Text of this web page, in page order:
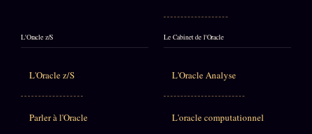
L'Oracle z/S
L'Oracle z/S
Parler à l'Oracle
Le Cabinet de l'Oracle
L'Oracle Analyse
L'oracle computationnel